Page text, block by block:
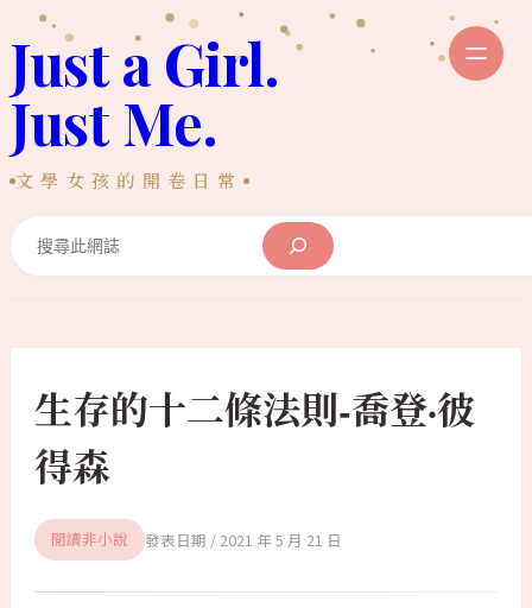
至
主
內
容
Just a Girl.
Just Me.
文學女孩的開卷日常
生存的十二條法則-喬登·彼
得森
閱讀非小說 2021 年 5 月 21 日